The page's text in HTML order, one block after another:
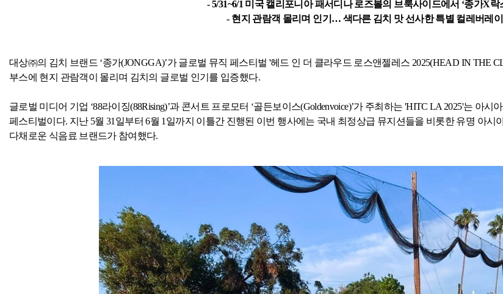
- 5/31~6/1 미국 캘리포니아 패서디나 로즈볼의 브룩사이드에서 ‘종가X락
- 현지 관람객 몰리며 인기… 색다른 김치 맛 선사한 특별 컬레버레
대상㈜의 김치 브랜드 ‘종가(JONGGA)’가 글로벌 뮤직 페스티벌 '헤드 인 더 클라우드 로스앤젤레스 2025(HEAD IN THE
부스에 현지 관람객이 몰리며 김치의 글로벌 인기를 입증했다.
글로벌 미디어 기업 ‘88라이징(88Rising)’과 콘서트 프로모터 ‘골든보이스(Goldenvoice)’가 주최하는 'HITC LA 2025'는 아시
페스티벌이다. 지난5월 31 일부터 6월 1 일까지 이틀간 진행된 이번 행사에는 국내 최정상급 뮤지션들을 비롯한 유명 아시
다채로운 식음료 브랜드가 참여했다.